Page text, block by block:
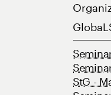
StG -